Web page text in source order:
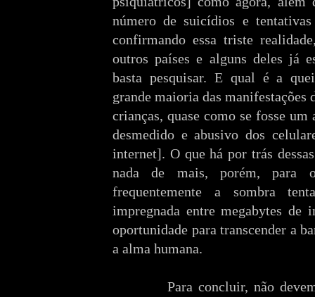
número de suicídios e
confirmando essa triste
outros países e alguns deles já
basta pesquisar. E qual é a
grande maioria das manifestações
crianças, quase como se fosse um
desmedido e abusivo dos
internet]. O que há por trás
nada de mais, porém, para
frequentemente a sombra
impregnada entre megabytes de
oportunidade para transcender a
a alma humana.
Para concluir, não